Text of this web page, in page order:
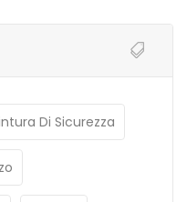
Di Sicurezza